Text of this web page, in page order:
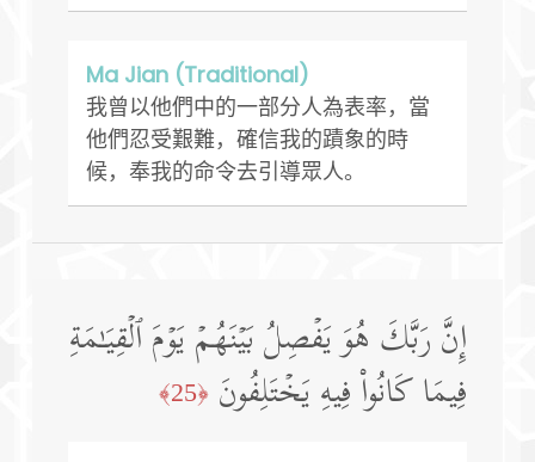
Ma Jian (Traditional)
我曾以他們中的一部分人為表率，當
他們忍受艱難，確信我的蹟象的時
候，奉我的命令去引導眾人。
إِنَّ رَبَّكَ هُوَ یَفۡصِلُ بَیۡنَهُمۡ یَوۡمَ ٱلۡقِیَـٰمَةِ
فِیمَا كَانُوا۟ فِیهِ یَخۡتَلِفُونَ ﴿25﴾